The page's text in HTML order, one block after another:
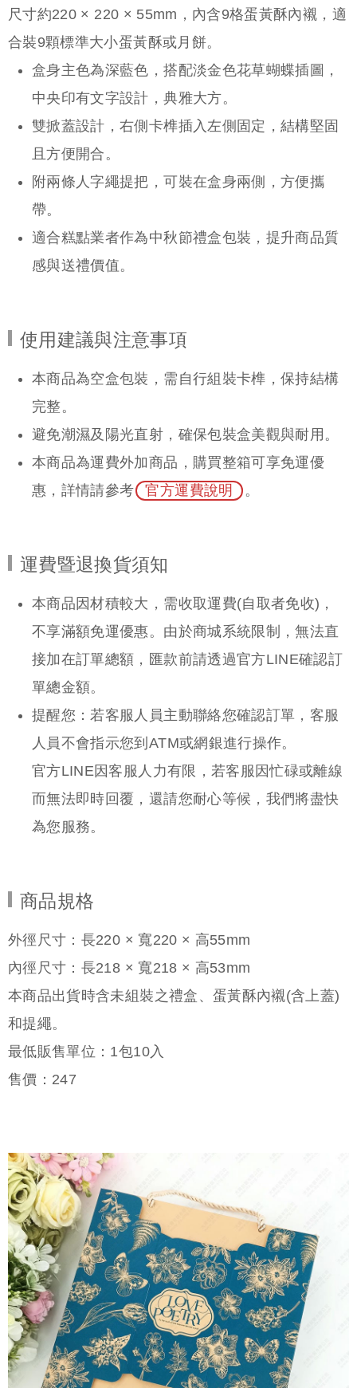
尺寸約220 × 220 × 55mm，內含9格蛋黃酥內襯，適
合裝9顆標準大小蛋黃酥或月餅。
盒身主色為深藍色，搭配淡金色花草蝴蝶插圖，
中央印有文字設計，典雅大方。
雙掀蓋設計，右側卡榫插入左側固定，結構堅固
且方便開合。
附兩條人字繩提把，可裝在盒身兩側，方便攜
帶。
適合糕點業者作為中秋節禮盒包裝，提升商品質
感與送禮價值。
使用建議與注意事項
本商品為空盒包裝，需自行組裝卡榫，保持結構
完整。
避免潮濕及陽光直射，確保包裝盒美觀與耐用。
本商品為運費外加商品，購買整箱可享免運優
惠，詳情請參考
官方運費說明 。
運費暨退換貨須知
本商品
商品規格
外徑尺寸：長220 × 寬220 × 高55mm
內徑尺寸：長218 × 寬218 × 高53mm
本商品出貨時含未組裝之禮盒、蛋黃酥內襯(含上蓋)
和提繩。
最低販售單位：1包10入
售價： 247